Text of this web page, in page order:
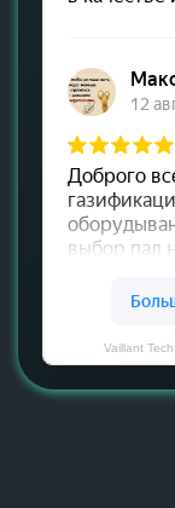
Vaillant